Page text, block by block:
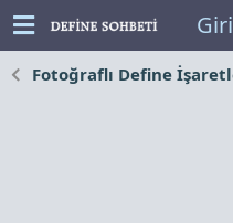
Fotoğraflı Define